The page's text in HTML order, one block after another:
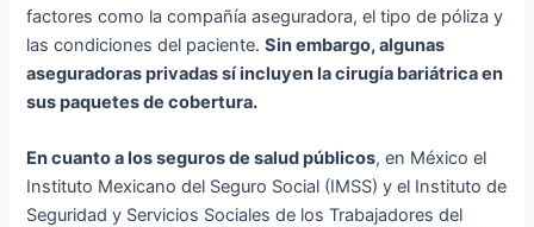
factores como la compañía aseguradora, el tipo de póliza y
las condiciones del paciente.Sin embargo, algunas
aseguradoras privadas sí incluyen la cirugía bariátrica en
sus paquetes de cobertura.
En cuanto a los seguros de salud públicos, en México el
Instituto Mexicano del Seguro Social (IMSS) y el Instituto de
Seguridad y Servicios Sociales de los Trabajadores del